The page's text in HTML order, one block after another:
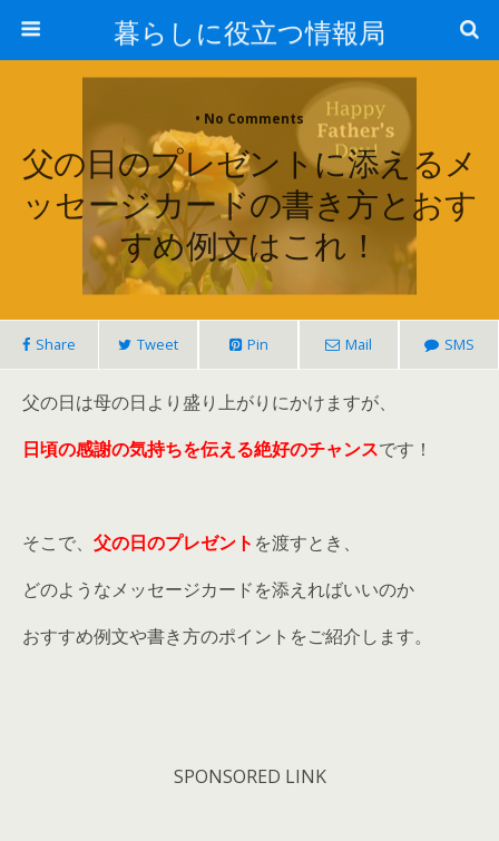
暮らしに役立つ情報局
• No Comments
父の日のプレゼントに添えるメ
ッセージカードの書き方とおす
すめ例文はこれ！
Share Tweet Pin Mail SMS
父の日は母の日より盛り上がりにかけますが、
日頃の感謝の気持ちを伝える絶好のチャンスです！
そこで、 父の日のプレゼント を渡すとき、
どのようなメッセージカードを添えればいいのか
おすすめ例文や書き方のポイントをご紹介します。
SPONSORED LINK